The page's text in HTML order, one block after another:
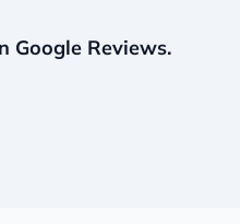
Google Reviews.